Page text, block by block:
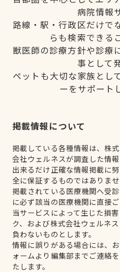
病院情報
路線・駅・行政区だけで
らも検索できる
獣医師の診療方針や診療
事として
ペットも大切な家族とし
ーをサポート
掲載情報について
掲載している各種情報は、株
会社ウェルネスが調査した情
出来るだけ正確な情報掲載に
全に保証するものではありませ
掲載されている医療機関へ受
に必ず該当の医療機関に直接ご
当サービスによって生じた損
ク、および株式会社ウェルネ
負わないものとします。
情報に誤りがある場合には、
ォームより編集部までご連絡
たします。